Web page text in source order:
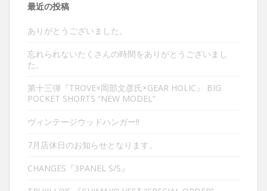
最近の投稿
ありがとうございました。
忘れられないたくさんの時間をありがとうございまし
た。
第十三弾『TROVE×岡部文彦氏×GEAR HOLIC』 BIG
POCKET SHORTS “NEW MODEL”
ヴィンテージウッドハンガー‼︎
7月店休日のお知らせとなります。
CHANGES『3PANEL S/S』